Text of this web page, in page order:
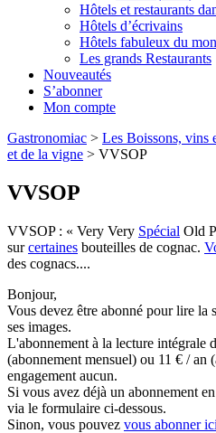
Hôtels et restaurants
Hôtels d’écrivains
Hôtels fabuleux du
Les grands Restaurants
Nouveautés
S’abonner
Mon compte
Gastronomiac > Les Boissons, vins
et de la vigne > VVSOP
VVSOP
VVSOP : « Very Very Spécial Old
surcertaines bouteilles de cognac.
des cognacs....
Bonjour,
Vous devez être abonné pour lire la
ses images.
L'abonnement à la lecture intégrale
(abonnement mensuel) ou 11 € / an
engagement aucun.
Si vous avez déjà un abonnement
via le formulaire ci-dessous.
Sinon, vous pouvez vous abonner